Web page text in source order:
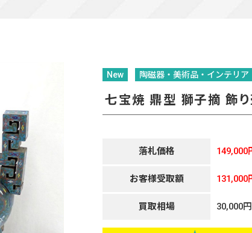
New 陶磁器・美術品・インテリア
七宝焼 鼎型 獅子摘 飾
落札価格 149,000
お客様受取額 131,000
買取相場 30,000円